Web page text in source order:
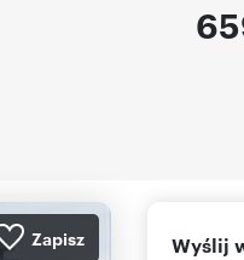
Zapisz Wyślij